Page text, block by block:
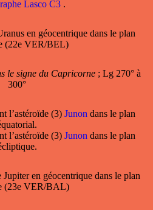
Lasco C3 .
en géocentrique dans le plan
(22e VER/BEL)
le signe du Capricorne; Lg 270° à
300°
l’astéroïde (3) Junon dans le plan
l’astéroïde (3) Junon dans le plan
en géocentrique dans le plan
(23e VER/BAL)